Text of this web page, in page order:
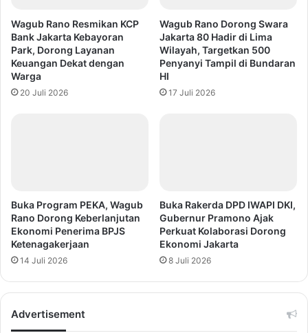
Wagub Rano Resmikan KCP
Bank Jakarta Kebayoran
Park, Dorong Layanan
Keuangan Dekat dengan
Warga
20 Juli 2026
Wagub Rano Dorong Swara
Jakarta 80 Hadir di Lima
Wilayah, Targetkan 500
Penyanyi Tampil di Bundaran
HI
17 Juli 2026
Buka Program PEKA, Wagub
Rano Dorong Keberlanjutan
Ekonomi Penerima BPJS
Ketenagakerjaan
14 Juli 2026
Buka Rakerda DPD IWAPI DKI,
Gubernur Pramono Ajak
Perkuat Kolaborasi Dorong
Ekonomi Jakarta
8 Juli 2026
Advertisement